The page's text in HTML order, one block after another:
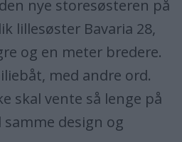
nye storesøsteren på
lillesøster Bavaria 28,
og en meter bredere.
med andre ord.
skal vente så lenge på
design og